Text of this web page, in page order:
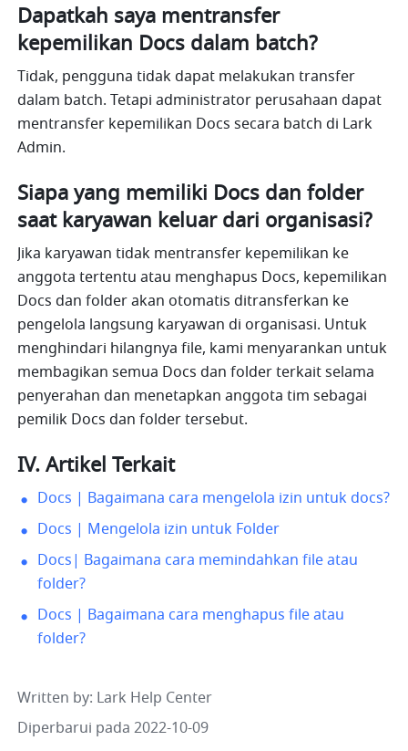
Dapatkah saya mentransfer
kepemilikan Docs dalam batch?
Tidak, pengguna tidak dapat melakukan transfer
dalam batch. Tetapi administrator perusahaan dapat
mentransfer kepemilikan Docs secara batch di Lark
Admin.
Siapa yang memiliki Docs dan folder
saat karyawan keluar dari organisasi?
Jika karyawan tidak mentransfer kepemilikan ke
anggota tertentu atau menghapus Docs, kepemilikan
Docs dan folder akan otomatis ditransferkan ke
pengelola langsung karyawan di organisasi. Untuk
menghindari hilangnya file, kami menyarankan untuk
membagikan semua Docs dan folder terkait selama
penyerahan dan menetapkan anggota tim sebagai
pemilik Docs dan folder tersebut.
IV. Artikel Terkait
Docs | Bagaimana cara mengelola izin untuk docs?
Docs | Mengelola izin untuk Folder
Docs| Bagaimana cara memindahkan file atau
folder?
Docs | Bagaimana cara menghapus file atau
folder?
Written by: Lark Help Center
Diperbarui pada 2022-10-09